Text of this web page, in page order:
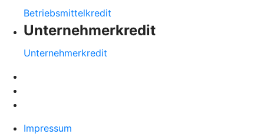
Betriebsmittelkredit
Unternehmerkredit
Unternehmerkredit
Impressum